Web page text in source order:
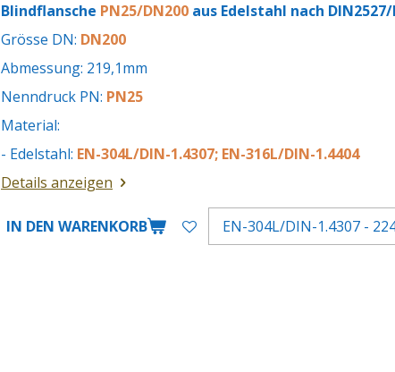
Blindflansche PN25/DN200 aus Edelstahl nach DIN2527/
Grösse DN: DN200
Abmessung: 219,1mm
Nenndruck PN: PN25
Material:
- Edelstahl: EN-304L/DIN-1.4307; EN-316L/DIN-1.4404
Details anzeigen
IN DEN WARENKORB